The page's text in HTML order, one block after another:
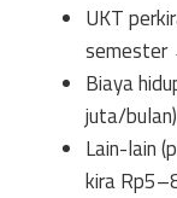
UKT
semester
Biaya
juta/
Lain-lain
kira